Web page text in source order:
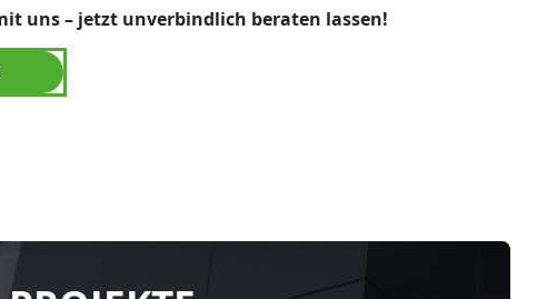
uns – jetzt unverbindlich beraten lassen!